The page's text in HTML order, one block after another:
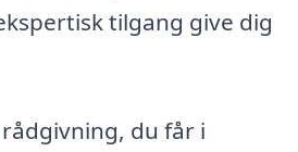
tilgang give dig
du får i